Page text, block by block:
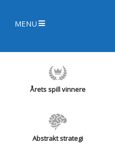
MENU
Årets spill vinnere
Abstrakt strategi